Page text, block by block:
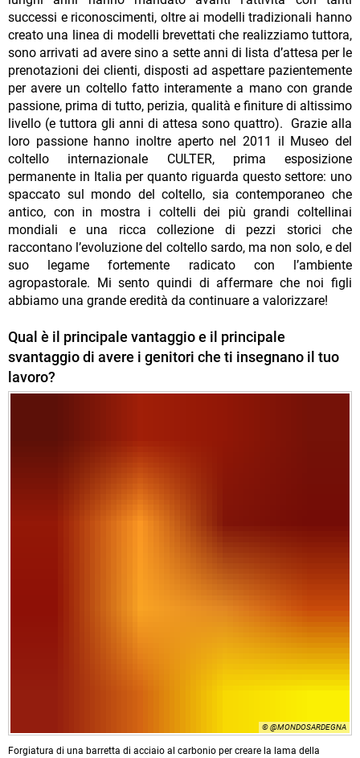
successi e riconoscimenti, oltre ai modelli tradizionali hanno
creato una linea di modelli brevettati che realizziamo tuttora,
sono arrivati ad avere sino a sette anni di lista d’attesa per le
prenotazioni dei clienti, disposti ad aspettare pazientemente
per avere un coltello fatto interamente a mano con grande
passione, prima di tutto, perizia, qualità e finiture di altissimo
livello (e tuttora gli anni di attesa sono quattro). Grazie alla
loro passione hanno inoltre aperto nel 2011 il Museo del
coltello internazionale CULTER, prima esposizione
permanente in Italia per quanto riguarda questo settore: uno
spaccato sul mondo del coltello, sia contemporaneo che
antico, con in mostra i coltelli dei più grandi coltellinai
mondiali e una ricca collezione di pezzi storici che
raccontano l’evoluzione del coltello sardo, ma non solo, e del
suo legame fortemente radicato con l’ambiente
agropastorale. Mi sento quindi di affermare che noi figli
abbiamo una grande eredità da continuare a valorizzare!
Qual è il principale vantaggio e il principale
svantaggio di avere i genitori che ti insegnano il tuo
lavoro?
© @MONDOSARDEGNA
Forgiatura di una barretta di acciaio al carbonio per creare la lama della